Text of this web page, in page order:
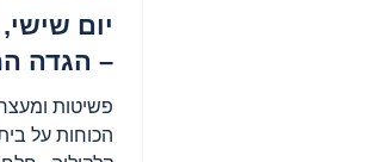
– הגדה
פשיטות
הכוחות על